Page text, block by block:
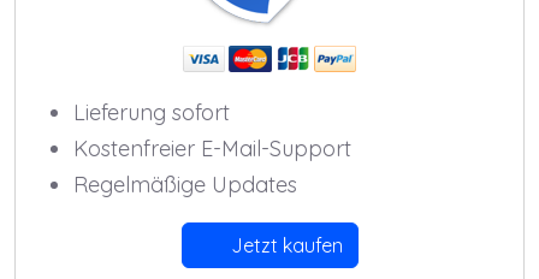
Lieferung sofort
Kostenfreier E-Mail-Support
Regelmäßige Updates
Jetzt kaufen